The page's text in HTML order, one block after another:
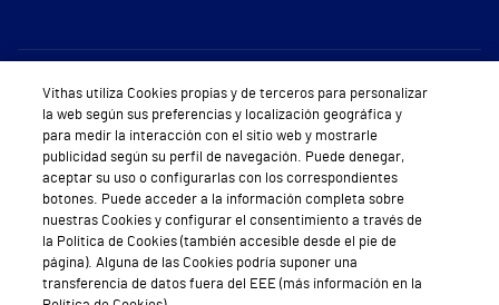
Sobre Vithas
Quiénes somos
Trabajar en Vithas
Teléfono Cita Médica
Teléfono Atención al Cliente
Vithas utiliza Cookies propias y de terceros para personalizar
la web según sus preferencias y localización geográfica y
para medir la interacción con el sitio web y mostrarle
publicidad según su perfil de navegación. Puede denegar,
aceptar su uso o configurarlas con los correspondientes
botones. Puede acceder a la información completa sobre
nuestras Cookies y configurar el consentimiento a través de
la Política de Cookies (también accesible desde el pie de
página). Alguna de las Cookies podría suponer una
transferencia de datos fuera del EEE (más información en la